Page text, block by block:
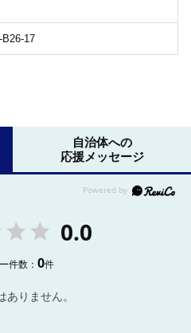
B26-17
自治体への
応援メッセージ
0.0
件数：0件
ありません。